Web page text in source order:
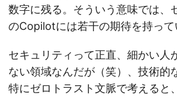
数字に残る。そういう意味では、
のCopilotには若干の期待を持って
セキュリティって正直、細かい人
ない領域なんだが（笑）、技術的
特にゼロトラスト文脈で考えると